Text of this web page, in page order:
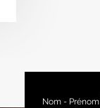
Nom - Prénom